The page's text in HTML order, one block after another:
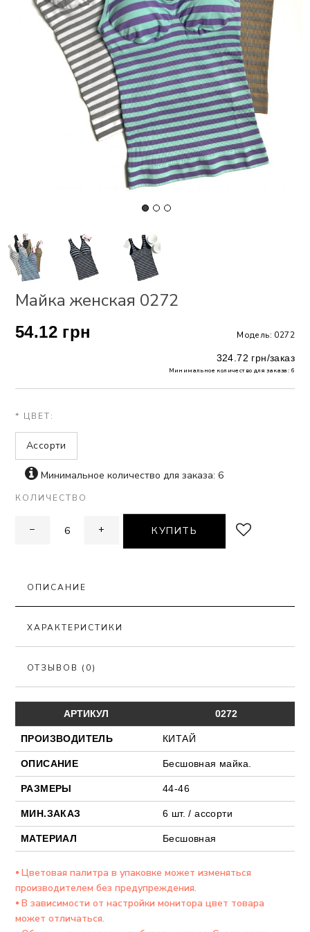
Майка женская 0272
54.12 грн Модель: 0272
324.72 грн/заказ
Минимальное количество для заказа: 6
* ЦВЕТ:
Ассорти
Минимальное количество для заказа: 6
КОЛИЧЕСТВО
− + КУПИТЬ
ОПИСАНИЕ
ХАРАКТЕРИСТИКИ
ОТЗЫВОВ (0)
АРТИКУЛ 0272
ПРОИЗВОДИТЕЛЬ КИТАЙ
ОПИСАНИЕ Бесшовная майка.
РАЗМЕРЫ 44-46
МИН.ЗАКАЗ 6 шт. / ассорти
МАТЕРИАЛ Бесшовная
⦁ Цветовая палитра в упаковке может изменяться
производителем без предупреждения.
⦁ В зависимости от настройки монитора цвет товара
может отличаться.